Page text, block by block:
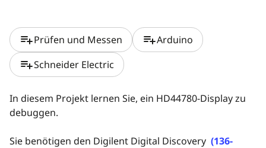
playlist_addPrüfen und Messen playlist_addArduino
playlist_addSchneider Electric
In diesem Projekt lernen Sie, ein HD44780-Display zu
debuggen.
Sie benötigen den Digilent Digital Discovery (136-